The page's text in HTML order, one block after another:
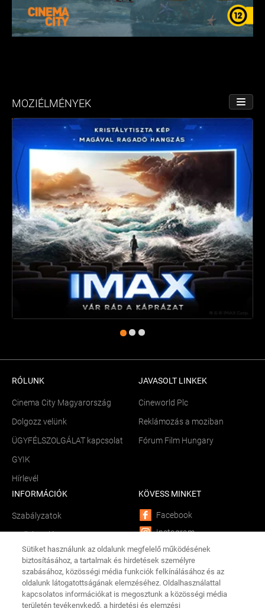
MOZIÉLMÉNYEK
RÓLUNK
Cinema City Magyarország
Dolgozz velünk
ÜGYFÉLSZOLGÁLAT kapcsolat
GYIK
Hírlevél
JAVASOLT LINKEK
Cineworld Plc
Reklámozás a moziban
Fórum Film Hungary
INFORMÁCIÓK
Szabályzatok
Sütik kezelése
Békéltető testület
Összetevők és allergének
Adathalászat
KÖVESS MINKET
Facebook
Instagram
YouTube
LinkedIn
TikTok
CINEMA CITY APP
Sütiket használunk az oldalunk megfelelő működésének
biztosításához, a tartalmak és hirdetések személyre
szabásához, közösségi média funkciók felkínálásához és az
oldalunk látogatottságának elemzéséhez. Oldalhasználattal
kapcsolatos információkat is megosztunk a közösségi média
területén tevékenykedő, a hirdetési és elemzési